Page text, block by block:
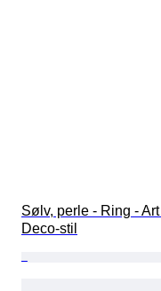
Sølv, perle - Ring - Art
Deco-stil